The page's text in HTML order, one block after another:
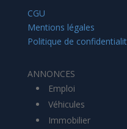
CGU
Mentions légales
Politique de
ANNONCES
Emploi
Véhicules
Immobilier